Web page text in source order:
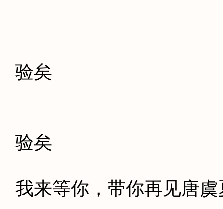
验矣
验矣
我来等你，带你再见唐虞